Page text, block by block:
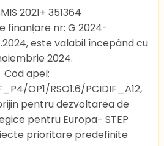
2021+ 351364
finanțare nr: G 2024-
este valabil începând cu
2024.
Cod apel:
OP1/RSO1.6/PCIDIF_A12,
pentru dezvoltarea de
pentru Europa- STEP
prioritare predefinite